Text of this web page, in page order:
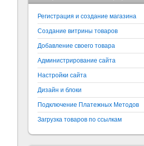
Регистрация и создание магазина
Создание витрины товаров
Добавление своего товара
Администрирование сайта
Настройки сайта
Дизайн и блоки
Подключение Платежных Методов
Загрузка товаров по ссылкам